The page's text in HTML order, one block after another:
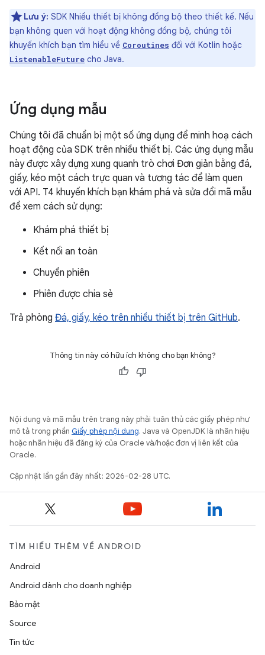
Lưu ý: SDK Nhiều thiết bị không đồng bộ theo thiết kế. Nếu
bạn không quen với hoạt động không đồng bộ, chúng tôi
khuyến khích bạn tìm hiểu về Coroutines đối với Kotlin hoặc
ListenableFuture cho Java.
Ứng dụng mẫu
Chúng tôi đã chuẩn bị một số ứng dụng để minh hoạ cách
hoạt động của SDK trên nhiều thiết bị. Các ứng dụng mẫu
này được xây dựng xung quanh trò chơi Đơn giản bằng đá,
giấy, kéo một cách trực quan và tương tác để làm quen
với API. T4 khuyến khích bạn khám phá và sửa đổi mã mẫu
để xem cách sử dụng:
Khám phá thiết bị
Kết nối an toàn
Chuyển phiên
Phiên được chia sẻ
Trả phòng Đá, giấy, kéo trên nhiều thiết bị trên GitHub.
Thông tin này có hữu ích không cho bạn không?
Nội dung và mã mẫu trên trang này phải tuân thủ các giấy phép như
mô tả trong phần Giấy phép nội dung. Java và OpenJDK là nhãn hiệu
hoặc nhãn hiệu đã đăng ký của Oracle và/hoặc đơn vị liên kết của
Oracle.
Cập nhật lần gần đây nhất: 2026-02-28 UTC.
TÌM HIỂU THÊM VỀ ANDROID
Android
Android dành cho doanh nghiệp
Bảo mật
Source
Tin tức